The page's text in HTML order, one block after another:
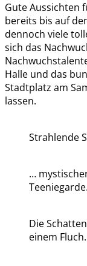
Gute Aussichten
bereits bis auf
dennoch viele
sich das
Halle und das
Stadtplatz am
lassen.
Strahlende
…
Die
einem